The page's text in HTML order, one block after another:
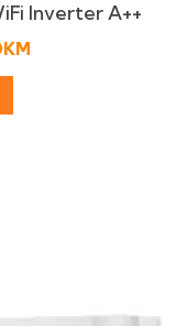
Inverter A++
KM